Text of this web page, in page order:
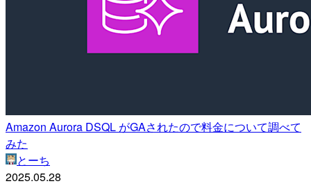
Amazon Aurora DSQL がGAされたので料金について調べて
みた
とーち
2025.05.28